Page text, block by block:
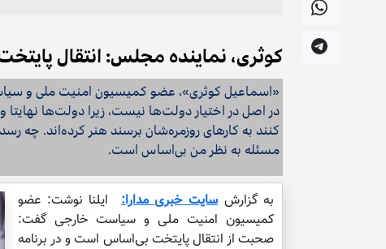
کوثری، نماینده مجلس: انتقال
«اسماعیل کوثری»، عضو کمیسیون امنیت ملی و
در اصل در اختیار دولت‌ها نیست، زیرا دولت‌ها
کنند به کارهای روزمره‌شان برسند هنر کرده‌اند. چه
مسئله به نظر من بی‌اساس است.
به گزارشسایت خبری مدارا:ایلنا نوشت: عضو
کمیسیون امنیت ملی و سیاست خارجی گفت:
صحبت از انتقال پایتخت بی‌اساس است و در برنامه